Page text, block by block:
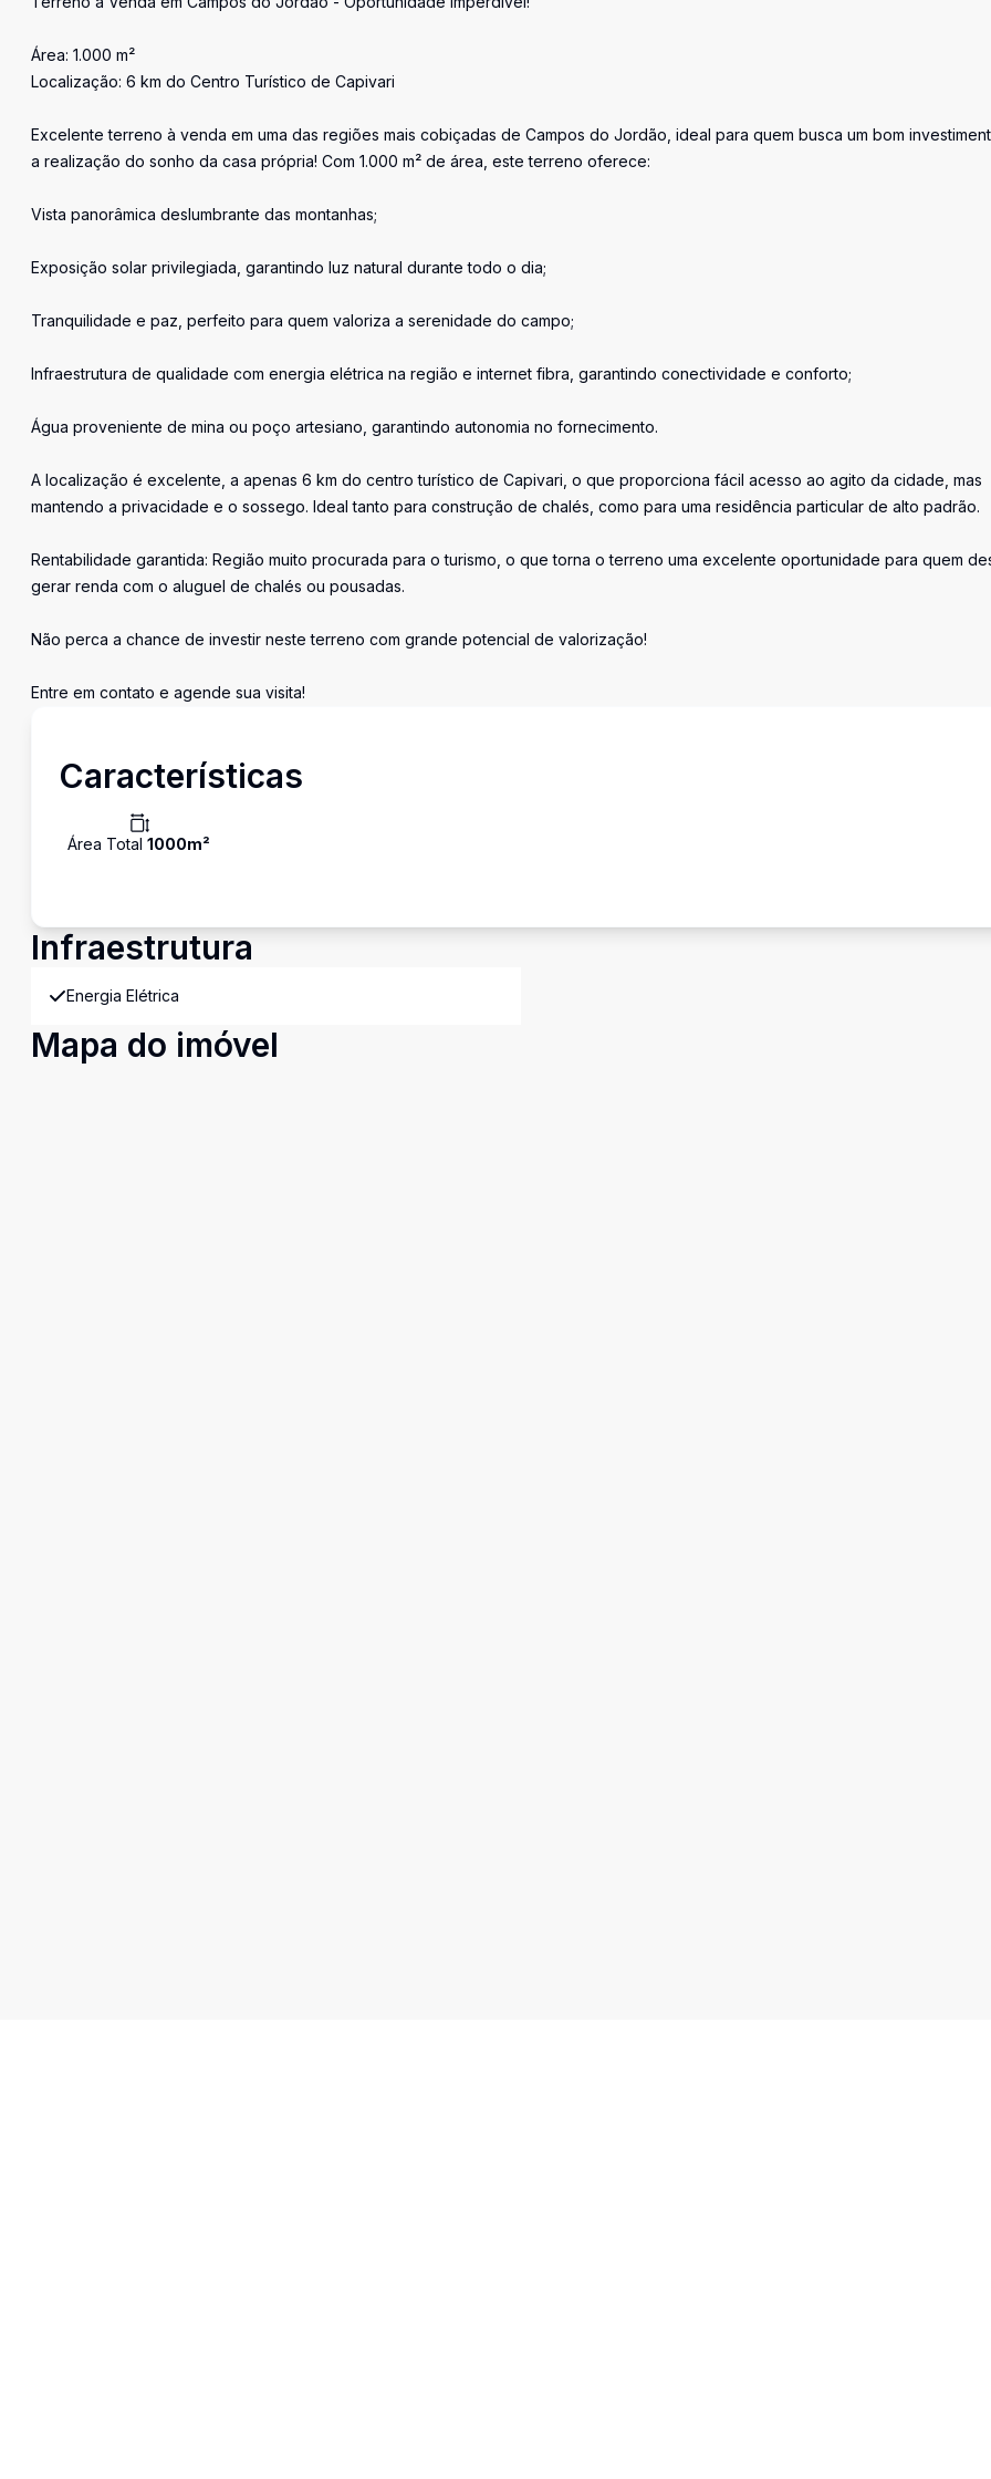
Área: 1.000 m²
Localização: 6 km do Centro Turístico de Capivari
Excelente terreno à venda em uma das regiões mais cobiçadas de Campos do Jordão, ideal para quem busca um bom
a realização do sonho da casa própria! Com 1.000 m² de área, este terreno oferece:
Vista panorâmica deslumbrante das montanhas;
Exposição solar privilegiada, garantindo luz natural durante todo o dia;
Tranquilidade e paz, perfeito para quem valoriza a serenidade do campo;
Infraestrutura de qualidade com energia elétrica na região e internet fibra, garantindo conectividade e conforto;
Água proveniente de mina ou poço artesiano, garantindo autonomia no fornecimento.
A localização é excelente, a apenas 6 km do centro turístico de Capivari, o que proporciona fácil acesso ao agito da cidade, mas
mantendo a privacidade e o sossego. Ideal tanto para construção de chalés, como para uma residência particular de alto padrão.
Rentabilidade garantida: Região muito procurada para o turismo, o que torna o terreno uma excelente oportunidade para quem
gerar renda com o aluguel de chalés ou pousadas.
Não perca a chance de investir neste terreno com grande potencial de valorização!
Entre em contato e agende sua visita!
Características
Área Total 1000m²
Infraestrutura
Energia Elétrica
Mapa do imóvel